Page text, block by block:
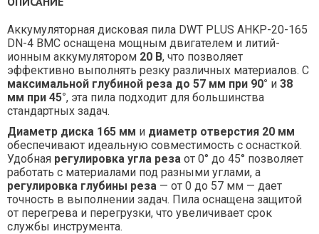
Аккумуляторная дисковая пила DWT PLUS AHKP-20-165
DN-4 BMC оснащена мощным двигателем и литий-
ионным аккумулятором 20 В, что позволяет
эффективно выполнять резку различных материалов. С
максимальной глубиной реза до 57 мм при 90° и 38
мм при 45°, эта пила подходит для большинства
стандартных задач.
Диаметр диска 165 мм и диаметр отверстия 20 мм
обеспечивают идеальную совместимость с оснасткой.
Удобная регулировка угла реза от 0° до 45° позволяет
работать с материалами под разными углами, а
регулировка глубины реза — от 0 до 57 мм — дает
точность в выполнении задач. Пила оснащена защитой
от перегрева и перегрузки, что увеличивает срок
службы инструмента.